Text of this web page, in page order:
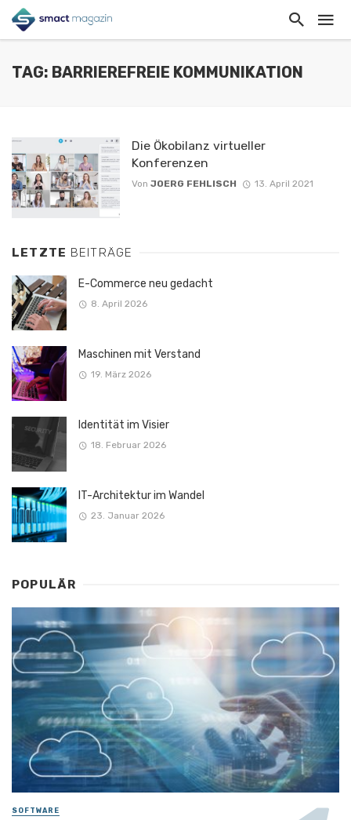
TAG: BARRIEREFREIE KOMMUNIKATION
Die Ökobilanz virtueller
Konferenzen
Von JOERG FEHLISCH 13. April 2021
LETZTE BEITRÄGE
E-Commerce neu gedacht
8. April 2026
Maschinen mit Verstand
19. März 2026
Identität im Visier
18. Februar 2026
IT-Architektur im Wandel
23. Januar 2026
POPULÄR
SOFTWARE